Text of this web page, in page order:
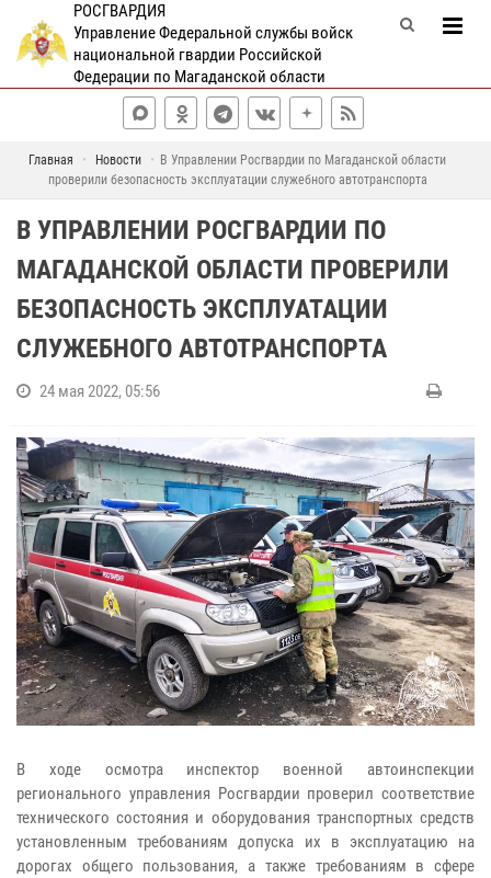
РОСГВАРДИЯ
Управление Федеральной службы войск
национальной гвардии Российской
Федерации по Магаданской области
Главная Новости
В Управлении Росгвардии по Магаданской области
проверили безопасность эксплуатации служебного автотранспорта
В УПРАВЛЕНИИ РОСГВАРДИИ ПО
МАГАДАНСКОЙ ОБЛАСТИ ПРОВЕРИЛИ
БЕЗОПАСНОСТЬ ЭКСПЛУАТАЦИИ
СЛУЖЕБНОГО АВТОТРАНСПОРТА
24 мая 2022, 05:56
В ходе осмотра инспектор военной автоинспекции
регионального управления Росгвардии проверил соответствие
технического состояния и оборудования транспортных средств
установленным требованиям допуска их в эксплуатацию на
дорогах общего пользования, а также требованиям в сфере